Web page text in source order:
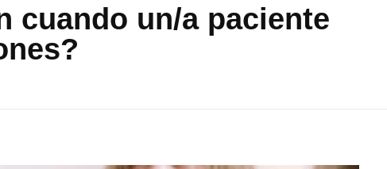
cuando un/a paciente